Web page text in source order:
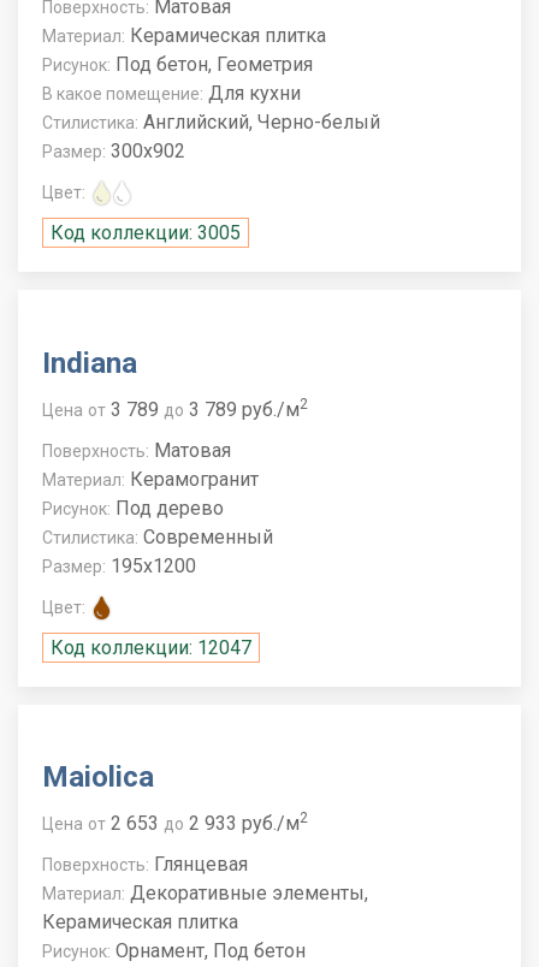
Поверхность: Матовая
Материал: Керамическая плитка
Рисунок: Под бетон, Геометрия
В какое помещение: Для кухни
Стилистика: Английский, Черно-белый
Размер: 300x902
Цвет:
Код коллекции: 3005
Indiana
Цена от 3 789 до 3 789 руб./м2
Поверхность: Матовая
Материал: Керамогранит
Рисунок: Под дерево
Стилистика: Современный
Размер: 195x1200
Цвет:
Код коллекции: 12047
Maiolica
Цена от 2 653 до 2 933 руб./м2
Поверхность: Глянцевая
Материал: Декоративные элементы,
Керамическая плитка
Рисунок: Орнамент, Под бетон